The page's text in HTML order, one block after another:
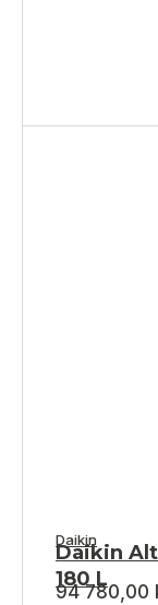
Daikin
Daikin
180 L
94 780,00